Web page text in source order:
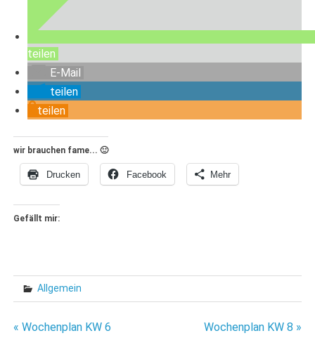
teilen
E-Mail
teilen
teilen
wir brauchen fame... 🙂
Drucken Facebook Mehr
Gefällt mir:
Allgemein
Beitragsnavigation
« Wochenplan KW 6 Wochenplan KW 8 »